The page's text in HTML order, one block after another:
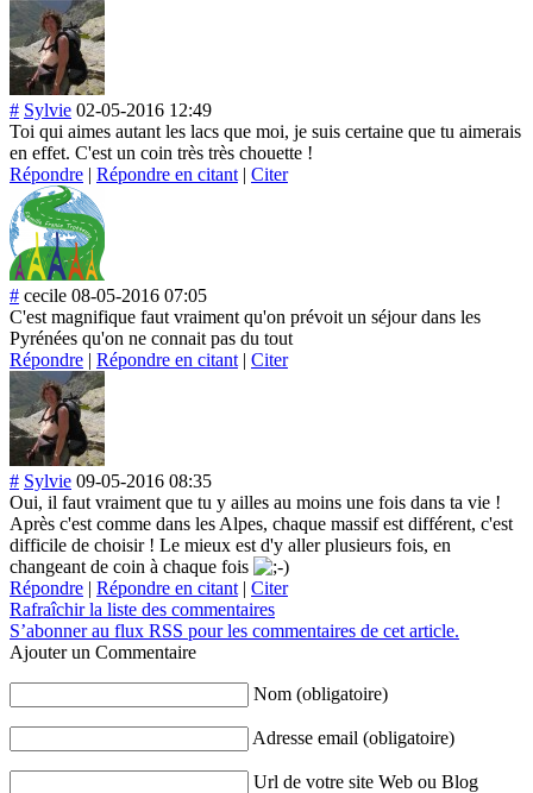
# Sylvie 02-05-2016 12:49
Toi qui aimes autant les lacs que moi, je suis certaine que tu aimerais
en effet. C'est un coin très très chouette !
Répondre | Répondre en citant | Citer
# cecile 08-05-2016 07:05
C'est magnifique faut vraiment qu'on prévoit un séjour dans les
Pyrénées qu'on ne connait pas du tout
Répondre | Répondre en citant | Citer
# Sylvie 09-05-2016 08:35
Oui, il faut vraiment que tu y ailles au moins une fois dans ta vie !
Après c'est comme dans les Alpes, chaque massif est différent, c'est
difficile de choisir ! Le mieux est d'y aller plusieurs fois, en
changeant de coin à chaque fois
Répondre | Répondre en citant | Citer
Rafraîchir la liste des commentaires
S’abonner au flux RSS pour les commentaires de cet article.
Ajouter un Commentaire
Nom (obligatoire)
Adresse email (obligatoire)
Url de votre site Web ou Blog